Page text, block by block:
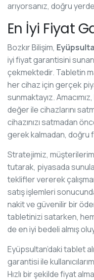
arıyorsanız, doğru
En İyi Fiyat
Bozkır Bilişim,
iyi fiyat garantisini
çekmektedir. Tabletin
her cihaz için gerçek
sunmaktayız.
değer ile cihazlarını
cihazınızı satmadan
gerek kalmadan, doğru
Stratejimiz,
tutarak, piyasada
teklifler vererek
satış işlemleri
nakit ve güvenilir bir
tabletinizi satarken, hem
de en iyi bedeli almış
Eyüpsultan’daki tablet
garantisi ile
Hızlı bir şekilde fiyat